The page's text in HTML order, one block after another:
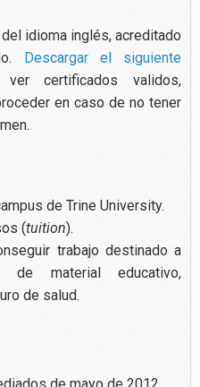
idioma inglés, acreditado
Descargar el siguiente
certificados validos,
en caso de no tener
de Trine University.
(tuition).
trabajo destinado a
material educativo,
de salud.